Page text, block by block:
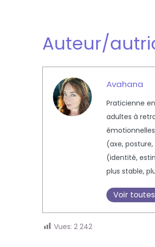
Auteur/
Avahana
Praticienne
adultes à
(axe,
(identité,
plus stable,
Voir
Vues: 2 242